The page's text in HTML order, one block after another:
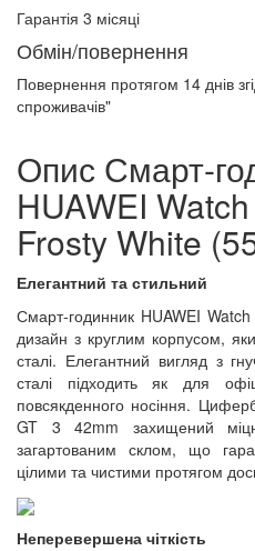
Гарантія 3 місяці
Обмін/повернення
Повернення протягом 14 днів
спроживачів"
Опис Смарт-
HUAWEI
Frosty White
Елегантний та стильний
Смарт-годинник HUAWEI
дизайн з круглим корпусом,
сталі. Елегантний вигляд з
сталі підходить як для
повсякденного носіння.
GT 3 42mm захищений
загартованим склом, що
цілими та чистими протягом
Неперевершена чіткість